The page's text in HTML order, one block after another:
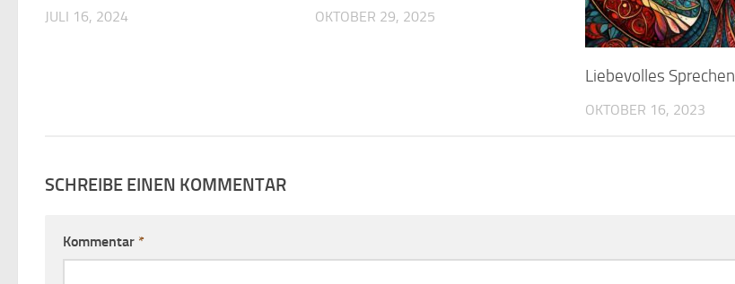
JULI 16, 2024 OKTOBER 29, 2025
Liebevolles Sprechen
OKTOBER 16, 2023
SCHREIBE EINEN KOMMENTAR
Kommentar *